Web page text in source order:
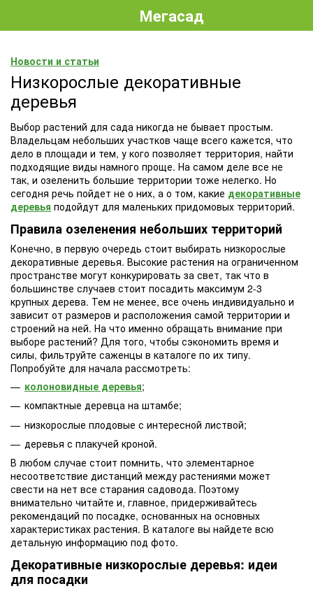
Мегасад
Новости и статьи
Низкорослые декоративные
деревья
Выбор растений для сада никогда не бывает простым.
Владельцам небольших участков чаще всего кажется, что
дело в площади и тем, у кого позволяет территория, найти
подходящие виды намного проще. На самом деле все не
так, и озеленить большие территории тоже нелегко. Но
сегодня речь пойдет не о них, а о том, какие декоративные
деревья подойдут для маленьких придомовых территорий.
Правила озеленения небольших территорий
Конечно, в первую очередь стоит выбирать низкорослые
декоративные деревья. Высокие растения на ограниченном
пространстве могут конкурировать за свет, так что в
большинстве случаев стоит посадить максимум 2-3
крупных дерева. Тем не менее, все очень индивидуально и
зависит от размеров и расположения самой территории и
строений на ней. На что именно обращать внимание при
выборе растений? Для того, чтобы сэкономить время и
силы, фильтруйте саженцы в каталоге по их типу.
Попробуйте для начала рассмотреть:
колоновидные деревья;
компактные деревца на штамбе;
низкорослые плодовые с интересной листвой;
деревья с плакучей кроной.
В любом случае стоит помнить, что элементарное
несоответствие дистанций между растениями может
свести на нет все старания садовода. Поэтому
внимательно читайте и, главное, придерживайтесь
рекомендаций по посадке, основанных на основных
характеристиках растения. В каталоге вы найдете всю
детальную информацию под фото.
Декоративные низкорослые деревья: идеи
для посадки